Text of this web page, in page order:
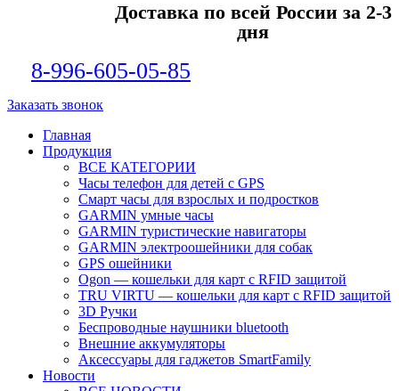
Доставка по всей России за 2-3
дня
8-996-605-05-85
Заказать звонок
Главная
Продукция
ВСЕ КАТЕГОРИИ
Часы телефон для детей с GPS
Смарт часы для взрослых и подростков
GARMIN умные часы
GARMIN туристические навигаторы
GARMIN электроошейники для собак
GPS ошейники
Ogon — кошельки для карт с RFID защитой
TRU VIRTU — кошельки для карт с RFID защитой
3D Ручки
Беспроводные наушники bluetooth
Внешние аккумуляторы
Аксессуары для гаджетов SmartFamily
Новости